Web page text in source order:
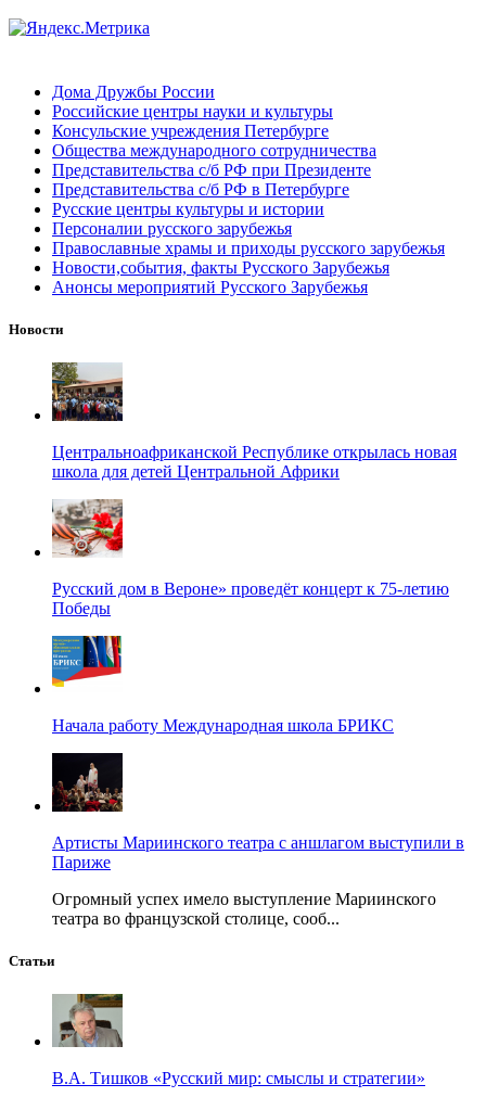
Дома Дружбы России
Российские центры науки и культуры
Консульские учреждения Петербурге
Общества международного сотрудничества
Представительства с/б РФ при Президенте
Представительства с/б РФ в Петербурге
Русские центры культуры и истории
Персоналии русского зарубежья
Православные храмы и приходы русского зарубежья
Новости,события, факты Русского Зарубежья
Анонсы мероприятий Русского Зарубежья
Новости
Центральноафриканской Республике открылась новая
школа для детей Центральной Африки
Русский дом в Вероне» проведёт концерт к 75-летию
Победы
Начала работу Международная школа БРИКС
Артисты Мариинского театра с аншлагом выступили в
Париже
Огромный успех имело выступление Мариинского
театра во французской столице, сооб...
Статьи
В.А. Тишков «Русский мир: смыслы и стратегии»